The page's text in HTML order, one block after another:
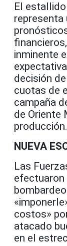
El
inminente
decisión
cuotas de
campaña
de Oriente
producción.
NUEVA
Las
efectuaron
costos»
atacado
en el